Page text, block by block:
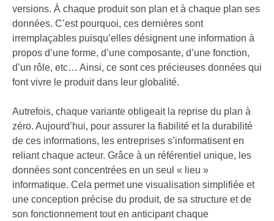
versions. À chaque produit son plan et à chaque plan ses
données. C’est pourquoi, ces dernières sont
irremplaçables puisqu’elles désignent une information à
propos d’une forme, d’une composante, d’une fonction,
d’un rôle, etc… Ainsi, ce sont ces précieuses données qui
font vivre le produit dans leur globalité.
Autrefois, chaque variante obligeait la reprise du plan à
zéro. Aujourd’hui, pour assurer la fiabilité et la durabilité
de ces informations, les entreprises s’informatisent en
reliant chaque acteur. Grâce à un référentiel unique, les
données sont concentrées en un seul « lieu »
informatique. Cela permet une visualisation simplifiée et
une conception précise du produit, de sa structure et de
son fonctionnement tout en anticipant chaque